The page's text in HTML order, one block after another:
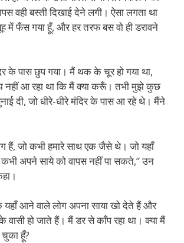
वही बस्ती दिखाई देने लगी। ऐसा लगता था
फँस गया हूँ, और हर तरफ बस वो ही डरावने
के पास छुप गया। मैं थक के चूर हो गया था,
आ रहा था कि मैं क्या करूँ। तभी मुझे कुछ
दी, जो धीरे-धीरे मंदिर के पास आ रहे थे। मैंने
हैं, जो कभी हमारे साथ एक जैसे थे। जो यहाँ
अपने साये को वापस नहीं पा सकते,” उन
आने वाले लोग अपना साया खो देते हैं और
वासी हो जाते हैं। मैं डर से काँप रहा था। क्या मैं
चुका हूँ?